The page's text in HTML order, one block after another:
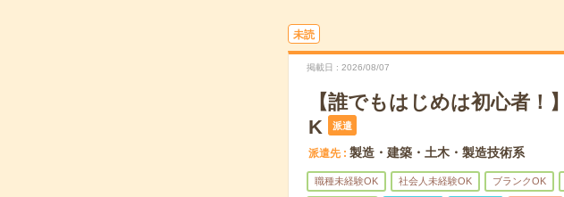
未読
掲載日 2026/08/07
【誰でもはじめは初心者！
K
派遣
派遣先 製造・建築・土木・製造技術系
職種未経験OK 社会人未経験OK ブランクOK